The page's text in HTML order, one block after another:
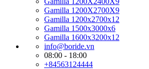
Gamilla 1200X2700X9
Gamilla 1200x2700x12
Gamilla 1500x3000x6
Gamilla 1600x3200x12
info@boride.vn
08:00 - 18:00
+84563124444